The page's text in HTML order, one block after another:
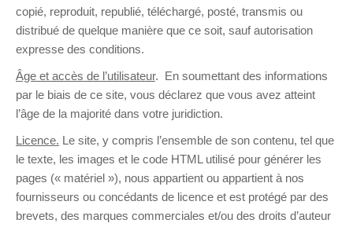
copié, reproduit, republié, téléchargé, posté, transmis ou
distribué de quelque manière que ce soit, sauf autorisation
expresse des conditions.
Âge et accès de l’utilisateur. En soumettant des informations
par le biais de ce site, vous déclarez que vous avez atteint
l’âge de la majorité dans votre juridiction.
Licence. Le site, y compris l’ensemble de son contenu, tel que
le texte, les images et le code HTML utilisé pour générer les
pages (« matériel »), nous appartient ou appartient à nos
fournisseurs ou concédants de licence et est protégé par des
brevets, des marques commerciales et/ou des droits d’auteur